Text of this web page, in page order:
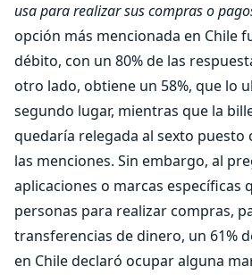
usa para realizar sus compras o
opción más mencionada en Chile
débito, con un 80% de las
otro lado, obtiene un 58%, que lo
segundo lugar, mientras que la
quedaría relegada al sexto puesto
las menciones. Sin embargo, al
aplicaciones o marcas específicas
personas para realizar compras,
transferencias de dinero, un 61%
en Chile declaró ocupar alguna